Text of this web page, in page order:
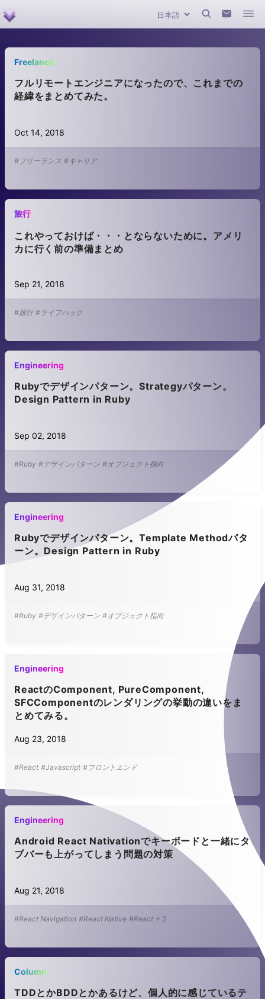
Freelance
フルリモートエンジニアになったので、これまでの
経緯をまとめてみた。
Oct 14, 2018
#フリーランス #キャリア
旅行
これやっておけば・・・とならないために。アメリ
カに行く前の準備まとめ
Sep 21, 2018
#旅行 #ライフハック
Engineering
Rubyでデザインパターン。Strategyパターン。
Design Pattern in Ruby
Sep 02, 2018
#Ruby #デザインパターン #オブジェクト指向
Engineering
Rubyでデザインパターン。Template Methodパタ
ーン。Design Pattern in Ruby
Aug 31, 2018
#Ruby #デザインパターン #オブジェクト指向
Engineering
ReactのComponent, PureComponent,
SFCComponentのレンダリングの挙動の違いをま
とめてみる。
Aug 23, 2018
#React #Javascript #フロントエンド
Engineering
Android React Nativationでキーボードと一緒にタ
ブバーも上がってしまう問題の対策
Aug 21, 2018
#React Navigation #React Native #React + 2
Column
TDDとかBDDとかあるけど、個人的に感じているテ